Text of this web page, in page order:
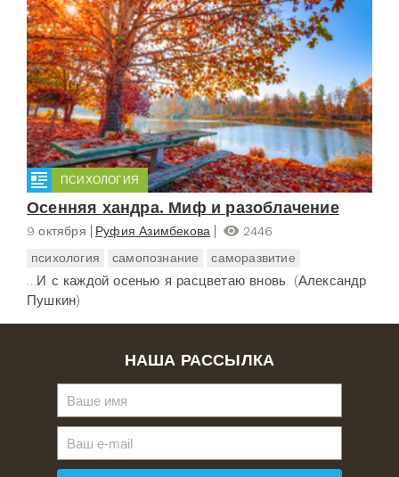
ПСИХОЛОГИЯ
Осенняя хандра. Миф и разоблачение
9 октября Руфия Азимбекова
2446
психология
самопознание саморазвитие
…И с каждой осенью я расцветаю вновь. (Александр
Пушкин)
НАША РАССЫЛКА